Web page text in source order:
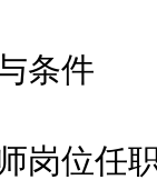
条件
位任